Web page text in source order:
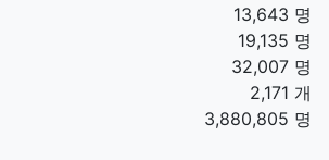
13,643 명
19,135 명
32,007 명
2,171 개
3,880,805 명